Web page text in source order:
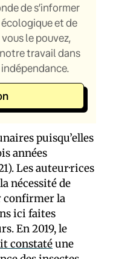
de s’informer
et de
le pouvez,
travail dans
puisqu’elles
années
Les auteur·rices
nécessité de
confirmer la
ici faites
En 2019, le
constatéune